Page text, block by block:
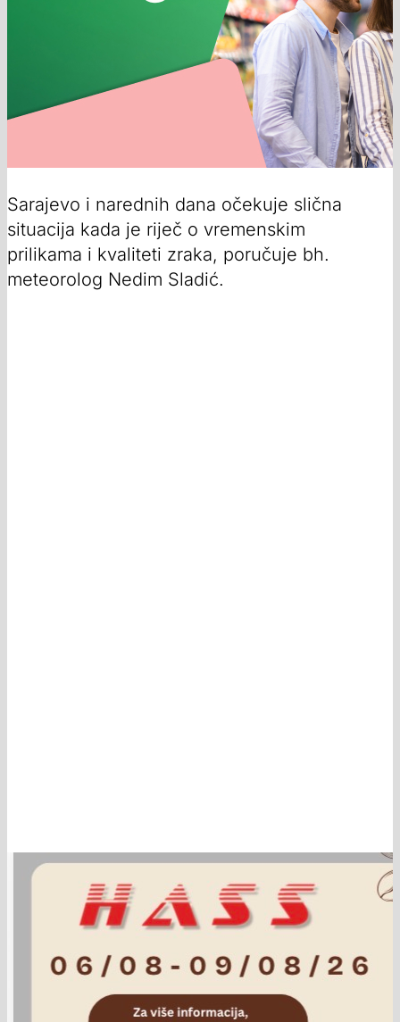
Sarajevo i narednih dana očekuje slična
situacija kada je riječ o vremenskim
prilikama i kvaliteti zraka, poručuje bh.
meteorolog Nedim Sladić.